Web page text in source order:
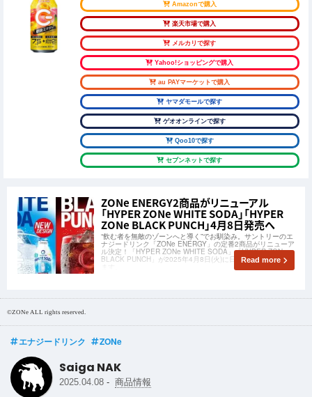
Amazonで購入
楽天市場で購入
メルカリで探す
Yahoo!ショッピングで購入
au PAYマーケットで購入
ヤマダモールで探す
ゲオオンラインで探す
Qoo10で探す
セブンネットで探す
ZONe ENERGY2商品がリニューアル
「HYPER ZONe WHITE SODA」「HYPER
ZONe BLACK PUNCH」4月8日発売へ
“飲む者を無敵のゾーンへと導く”でお馴染み。サントリーのエ
ナジードリンク「ZONe ENERGY」の定番2商品がリニューア
ル決定！「HYPER ZONe WHITE SODA」「HYPER ZONe
BLACK PUNCH」が2025年4月8日(火)に日本全国で発売され
Read more
©ZONe ALL rights reserved.
エナジードリンク ZONe
Saiga NAK
2025.04.08 - 商品情報